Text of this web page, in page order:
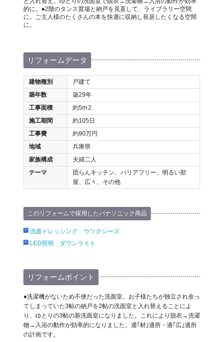
的に。●2階のタンス置場と納戸を見直して、ライブラリー空間
に。ご主人様のたくさんの本を快適に収納し長居したくなる空間
に。
リフォームデータ
建物種別
戸建て
築年数
築29年
工事面積
約5m2
施工期間
約105日
工事費
約90万円
地域
兵庫県
家族構成
夫婦二人
テーマ
団らんキッチン、バリアフリー、明るい部
屋、広々、その他
このリフォームで採用したパナソニック商品
洗面ドレッシング ウツクシーズ
LED照明 ダウンライト
リフォームポイント
●洗濯機がないため不便だった洗面室。お子様たちが独立され余っ
てしまっていた3帖の納戸を2帖の洗面室と入れ替えることによ
り、ゆとりの3帖の新洗面室になりました。これにより脱衣→洗濯
物→入浴の動作が効率的になりました。適｢材｣適所・適｢広｣適所
の計画です。